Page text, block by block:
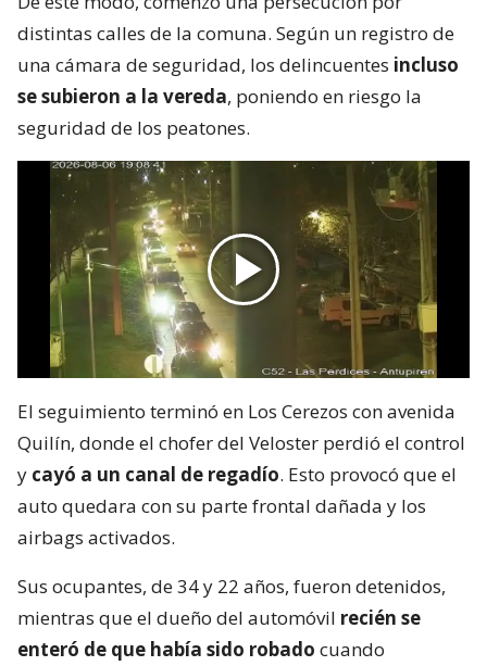
distintas calles de la comuna. Según un registro de
una cámara de seguridad, los delincuentes incluso
se subieron a la vereda, poniendo en riesgo la
seguridad de los peatones.
El seguimiento terminó en Los Cerezos con avenida
Quilín, donde el chofer del Veloster perdió el control
y cayó a un canal de regadío. Esto provocó que el
auto quedara con su parte frontal dañada y los
airbags activados.
Sus ocupantes, de 34 y 22 años, fueron detenidos,
mientras que el dueño del automóvil recién se
enteró de que había sido robado cuando